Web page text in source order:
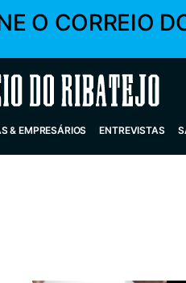
O CORREIO
Ribatejo
& EMPRESÁRIOS ENTREVISTAS